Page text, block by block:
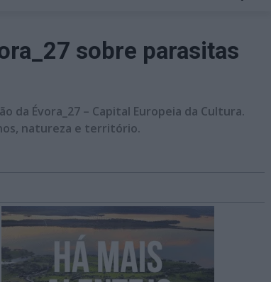
sobre parasitas
da Évora_27 – Capital Europeia da Cultura.
natureza e território.